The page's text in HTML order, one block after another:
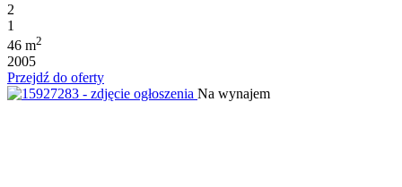
2
1
46 m2
2005
Przejdź do oferty
Na wynajem